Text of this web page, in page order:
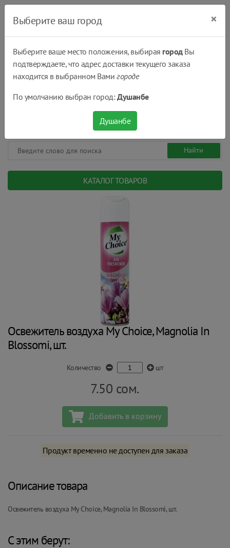
КАТАЛОГ ТОВАРОВ
Освежитель воздуха My Choice, Magnolia In
Blossomi, шт.
Количество шт
7.50 сом.
Добавить в корзину
Продукт временно не доступен для заказа
Описание товара
Освежитель воздуха My Choice, Magnolia In Blossomi, шт.
С этим берут:
Выберите ваш город ×
Выберите ваше место положения, выбирая городВы
подтверждаете, что адрес доставки текущего заказа
находится в выбранном Вамигороде
По умолчанию выбран город:Душанбе
Душанбе